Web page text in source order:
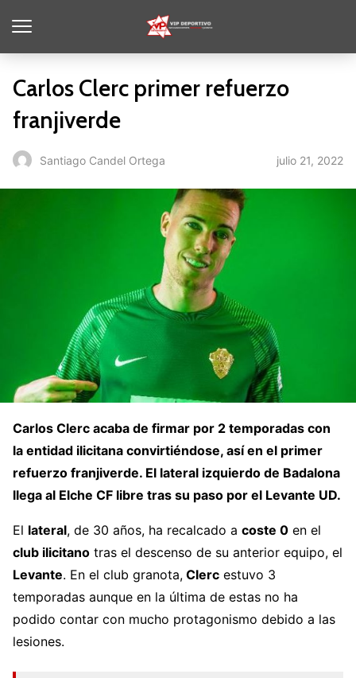
Carlos Clerc primer refuerzo
franjiverde
Santiago Candel Ortega julio 21, 2022
Carlos Clerc acaba de firmar por 2 temporadas con
la entidad ilicitana convirtiéndose, así en el primer
refuerzo franjiverde. El lateral izquierdo de Badalona
llega al Elche CF libre tras su paso por el Levante UD.
El lateral, de 30 años, ha recalcado a coste 0 en el
club ilicitano tras el descenso de su anterior equipo, el
Levante. En el club granota, Clerc estuvo 3
temporadas aunque en la última de estas no ha
podido contar con mucho protagonismo debido a las
lesiones.